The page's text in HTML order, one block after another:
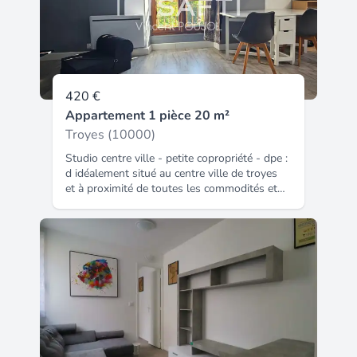
420 €
Appartement 1 pièce 20 m²
Troyes (10000)
Studio centre ville - petite copropriété - dpe :
d idéalement situé au centre ville de troyes
et à proximité de toutes les commodités et
meublé en bon état général, situé au 2ème
étage d'une petite copropriété. Il comprend
une pièce de vie avec une kitchenette et une
salle d'eau avec wc intégré. Une cave
complète de bien. Les charges comprennent
l'eau froide, l'entretien des communs et les
ordures ménagères. Dépôt du dossier
locataire avant visite en utilisant le lien ci-
dessous : le bien comprend 3 lots, et il est